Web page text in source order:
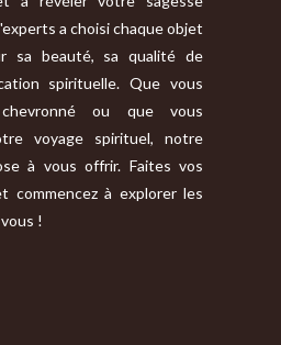
a choisi chaque objet
sa beauté, sa qualité de
spirituelle. Que vous
ou que vous
voyage spirituel, notre
à vous offrir. Faites vos
commencez à explorer les
!